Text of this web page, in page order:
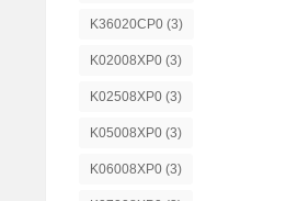
K36020CP0 (3)
K02008XP0 (3)
K02508XP0 (3)
K05008XP0 (3)
K06008XP0 (3)